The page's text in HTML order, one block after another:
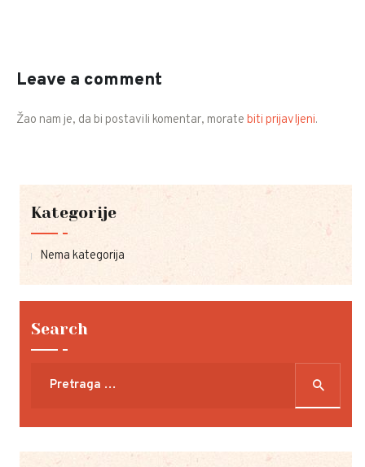
Leave a comment
Žao nam je, da bi postavili komentar, morate biti prijavljeni.
Kategorije
Nema kategorija
Search